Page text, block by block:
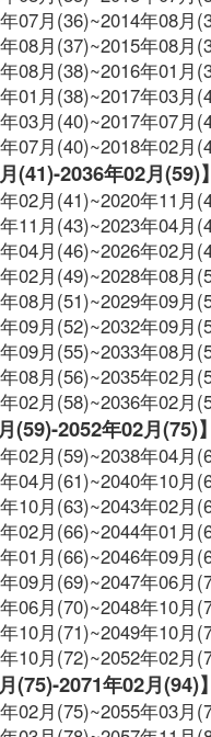
07月(36)~2014年08月
08月(37)~2015年08月
08月(38)~2016年01月
01月(38)~2017年03月
03月(40)~2017年07月
07月(40)~2018年02月
(41)-2036年02月(59)
02月(41)~2020年11月
11月(43)~2023年04月
04月(46)~2026年02月
02月(49)~2028年08月
08月(51)~2029年09月
09月(52)~2032年09月
09月(55)~2033年08月
08月(56)~2035年02月
02月(58)~2036年02月
(59)-2052年02月(75)
02月(59)~2038年04月
04月(61)~2040年10月
10月(63)~2043年02月
02月(66)~2044年01月
01月(66)~2046年09月
09月(69)~2047年06月
06月(70)~2048年10月
10月(71)~2049年10月
10月(72)~2052年02月
(75)-2071年02月(94)
02月(75)~2055年03月